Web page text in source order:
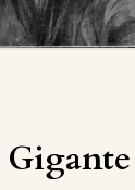
Gigante